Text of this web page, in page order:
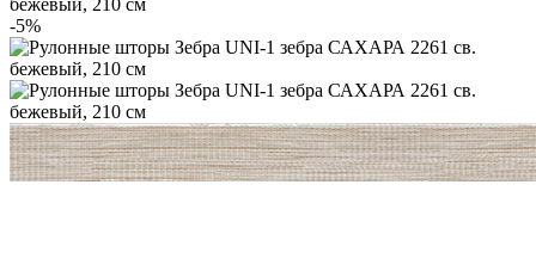
-5%